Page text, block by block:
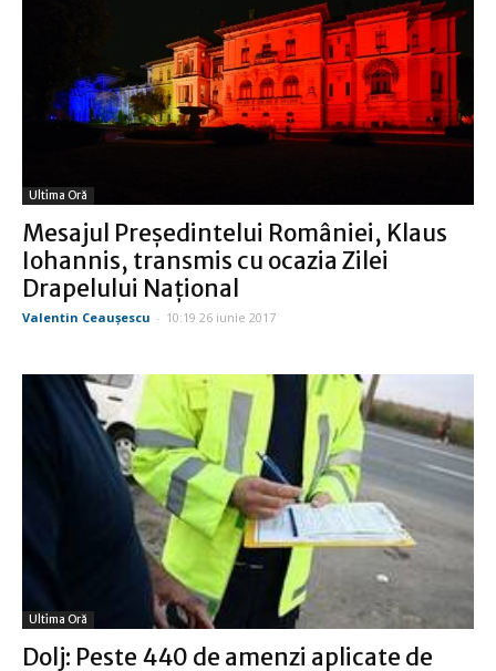
Ultima Oră
Mesajul Preşedintelui României, Klaus
Iohannis, transmis cu ocazia Zilei
Drapelului Naţional
Valentin Ceauşescu - 10:19 26 iunie 2017
Ultima Oră
Dolj: Peste 440 de amenzi aplicate de